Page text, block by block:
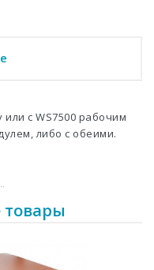
с WS7500 рабочим
либо с обеими.